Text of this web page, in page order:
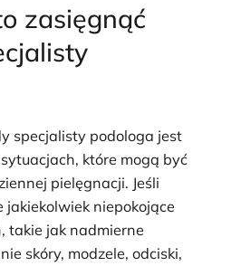
zasięgnąć
specjalisty podologa jest
które mogą być
pielęgnacji. Jeśli
jakiekolwiek niepokojące
takie jak nadmierne
skóry, modzele, odciski,